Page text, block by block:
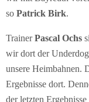
so Patrick Birk.
TrainerPascal Ochs
wir dort der
unsere Heimbahnen.
Ergebnisse dort.
der letzten